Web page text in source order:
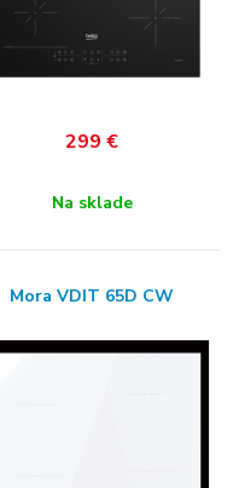
299 €
Na sklade
Mora VDIT 65D CW